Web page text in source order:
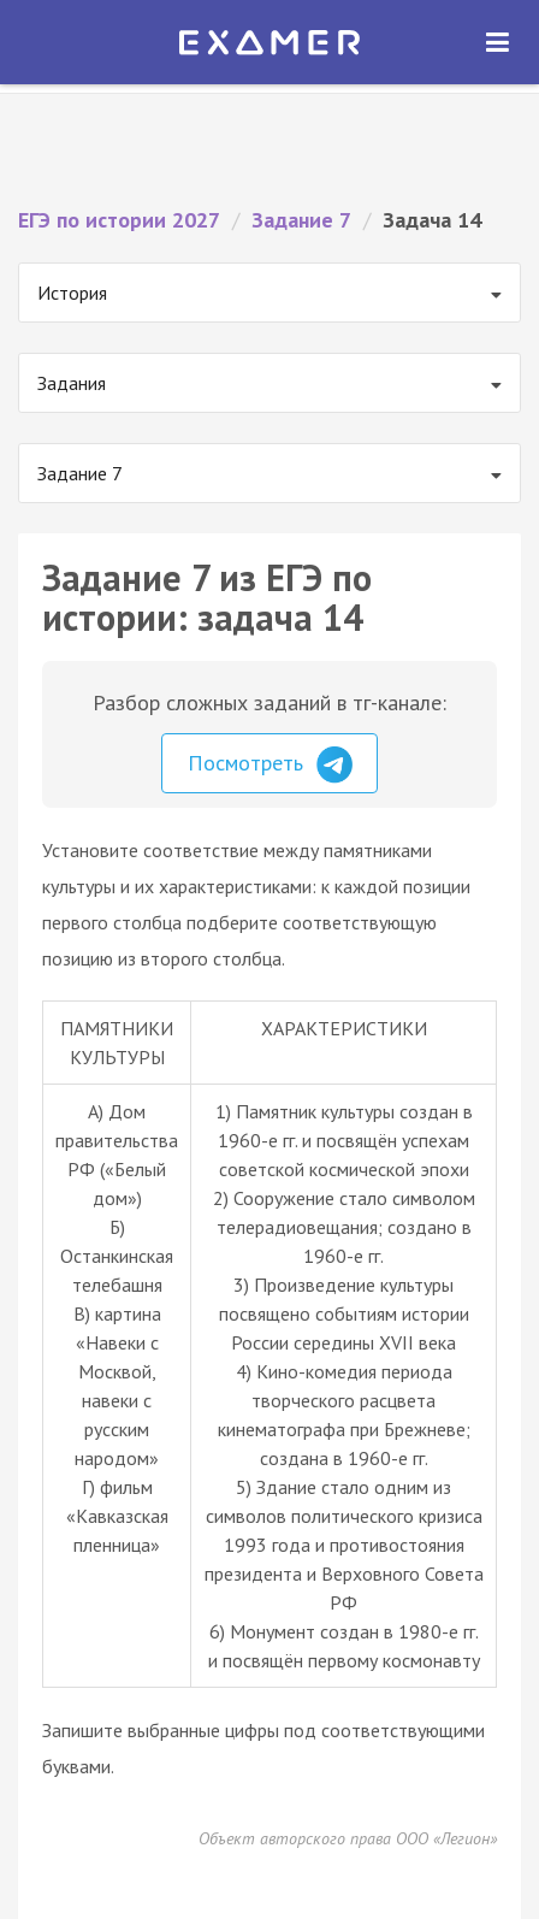
Экзамер — ЕГЭ 2027
ОТКРЫТЬ
ЕГЭ по истории 2027 / Задание 7 / Задача 14
История
Задания
Задание 7
Задание 7 из ЕГЭ по
истории: задача 14
Разбор сложных заданий в тг-канале:
Посмотреть
Установите соответствие между памятниками
культуры и их характеристиками: к каждой позиции
первого столбца подберите соответствующую
позицию из второго столбца.
ПАМЯТНИКИ
КУЛЬТУРЫ
ХАРАКТЕРИСТИКИ
А) Дом
правительства
РФ («Белый
дом»)
Б)
Останкинская
телебашня
В) картина
«Навеки с
Москвой,
навеки с
русским
народом»
Г) фильм
«Кавказская
пленница»
1) Памятник культуры создан в
1960-е гг. и посвящён успехам
советской космической эпохи
2) Сооружение стало символом
телерадиовещания; создано в
1960-е гг.
3) Произведение культуры
посвящено событиям истории
России середины XVII века
4) Кино-комедия периода
творческого расцвета
кинематографа при Брежневе;
создана в 1960-е гг.
5) Здание стало одним из
символов политического кризиса
1993 года и противостояния
президента и Верховного Совета
РФ
6) Монумент создан в 1980-е гг.
и посвящён первому космонавту
Запишите выбранные цифры под соответствующими
буквами.
Объект авторского права ООО «Легион»